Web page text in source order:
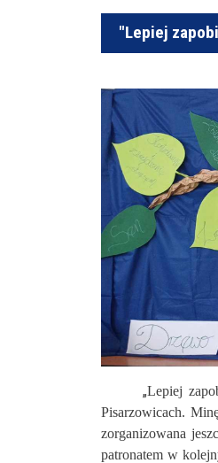
"Lepiej
„Lepiej
Pisarzowicach.
zorganizowana
patronatem w